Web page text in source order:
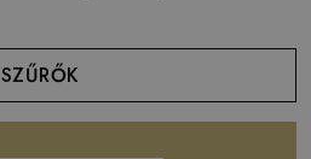
SZŰRŐK